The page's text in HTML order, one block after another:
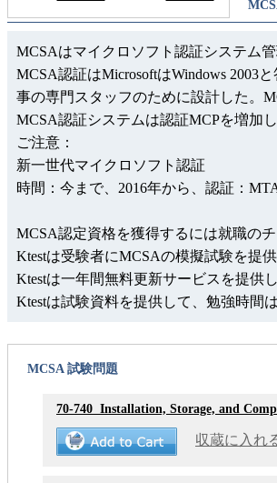
MCSAはマイクロソフト認証システム管
MCSA認証はMicrosoftはWindows 2003
事の専門スタッフのために設計した。
MCSA認証システムは認証MCPを増加
ご注意：
新一世代マイクロソフト認証
時間：今まで、2016年から、認証：
MCSA認定資格を獲得するには就職の
Ktestは受験者にMCSAの模擬試験を提
Ktestは一年間無料更新サービスを提供
Ktestは試験資料を提供して、勉強時間
MCSA 試験問題
70-740 Installation, Storage, and
収蔵に入れ